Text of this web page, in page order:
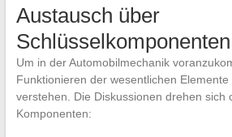
Austausch über
Schlüsselkomponenten
Um in der Automobilmechanik
Funktionieren der wesentlichen
verstehen. Die Diskussionen drehen sich
Komponenten: